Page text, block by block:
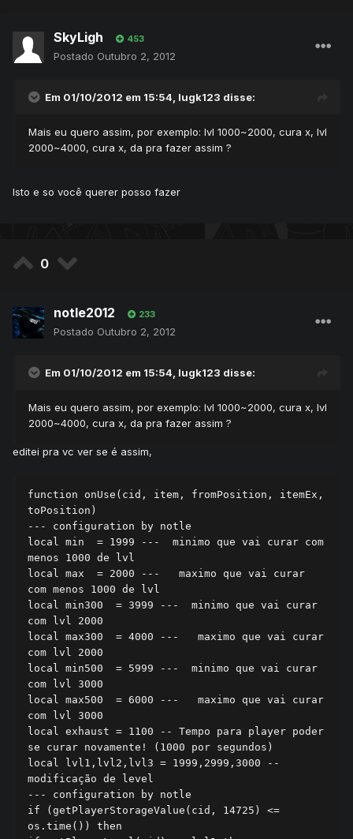
SkyLigh 453
Postado Outubro 2, 2012
Em 01/10/2012 em 15:54, lugk123 disse:
Mais eu quero assim, por exemplo: lvl 1000~2000, cura x, lvl
2000~4000, cura x, da pra fazer assim ?
Isto e so você querer posso fazer
0
notle2012 233
Postado Outubro 2, 2012
Em 01/10/2012 em 15:54, lugk123 disse:
Mais eu quero assim, por exemplo: lvl 1000~2000, cura x, lvl
2000~4000, cura x, da pra fazer assim ?
editei pra vc ver se é assim,
function onUse(cid, item, fromPosition, itemEx,
toPosition)
--- configuration by notle
local min  = 1999 ---  minimo que vai curar com
menos 1000 de lvl
local max  = 2000 ---   maximo que vai curar
com menos 1000 de lvl
local min300  = 3999 ---  minimo que vai curar
com lvl 2000
local max300  = 4000 ---   maximo que vai curar
com lvl 2000
local min500  = 5999 ---  minimo que vai curar
com lvl 3000
local max500  = 6000 ---   maximo que vai curar
com lvl 3000
local exhaust = 1100 -- Tempo para player poder
se curar novamente! (1000 por segundos)
local lvl1,lvl2,lvl3 = 1999,2999,3000 --
modificação de level
--- configuration by notle
if (getPlayerStorageValue(cid, 14725) <=
os.time()) then